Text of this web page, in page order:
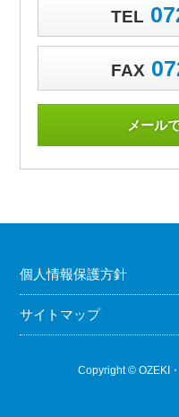
TEL
FAX
メール
個人情報保護方針
サイトマップ
Copyright © OZEKI